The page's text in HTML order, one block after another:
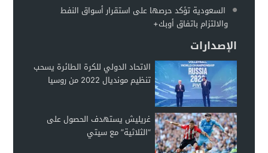
السعودية تؤكد حرصها على استقرار أسواق النفط
والالتزام باتفاق أوبك+
الإصدارات
الاتحاد الدولي للكرة الطائرة يسحب
تنظيم مونديال 2022 من روسيا
غريليش يستهدف الحصول على
“الثلاثية” مع سيتي